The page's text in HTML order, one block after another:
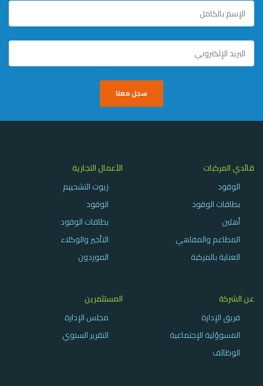
سجل معنا
قائدي المركبات
الوقود
بطاقات الوقود
أهلين
المطاعم والمقاهي
العناية بالمركبة
الأعمال التجارية
زيوت التشحييم
الوقود
بطاقات الوقود
التأجير والوكلاء
الموردون
عن الشركة
فريق الإدارة
المسوؤلية الإجتماعية
الوظائف
المستثمرين
مجلس الإدارة
التقرير السنوي